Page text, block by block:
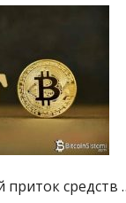
средств